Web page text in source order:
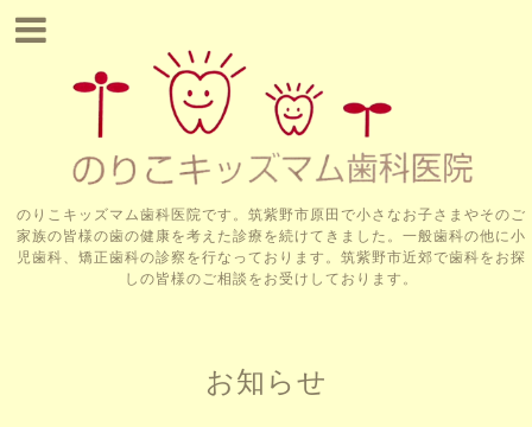
のりこキッズマム歯科医院です。筑紫野市原田で小さなお子さまやそのご
家族の皆様の歯の健康を考えた診療を続けてきました。一般歯科の他に小
児歯科、矯正歯科の診察を行なっております。筑紫野市近郊で歯科をお探
しの皆様のご相談をお受けしております。
お知らせ